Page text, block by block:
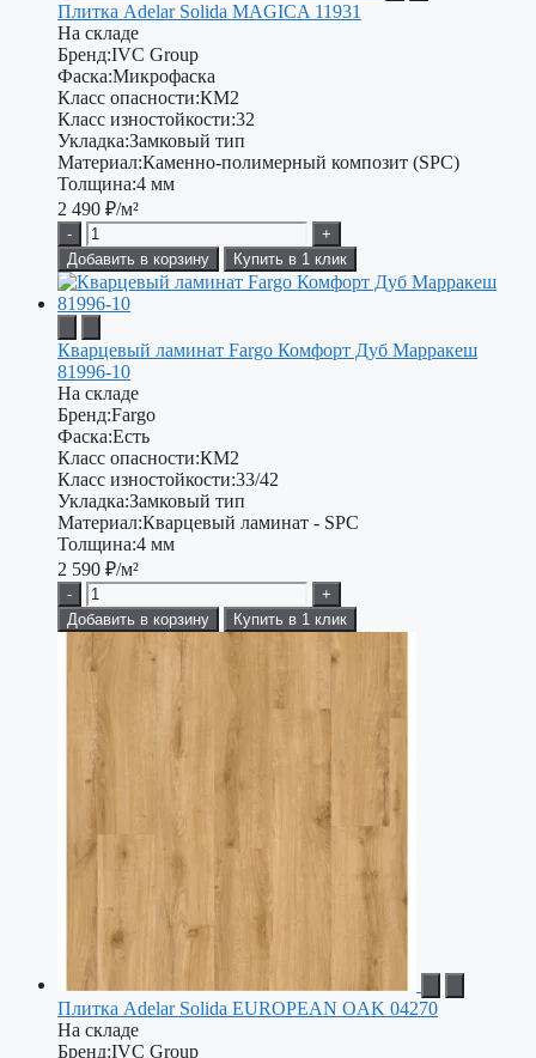
Плитка Adelar Solida MAGICA 11931
На складе
Бренд:IVC Group
Фаска:Микрофаска
Класс опасности:КМ2
Класс изностойкости:32
Укладка:Замковый тип
Материал:Каменно-полимерный композит (SPC)
Толщина:4 мм
2 490 ₽/м²
-
+
Добавить в корзину
Купить в 1 клик
Кварцевый ламинат Fargo Комфорт Дуб Марракеш
81996-10
На складе
Бренд:Fargo
Фаска:Есть
Класс опасности:КМ2
Класс изностойкости:33/42
Укладка:Замковый тип
Материал:Кварцевый ламинат - SPC
Толщина:4 мм
2 590 ₽/м²
-
+
Добавить в корзину
Купить в 1 клик
Плитка Adelar Solida EUROPEAN OAK 04270
На складе
Бренд:IVC Group